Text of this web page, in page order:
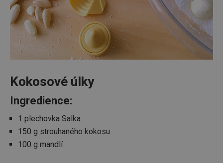
Kokosové úlky
Ingredience:
1 plechovka Salka
150 g strouhaného kokosu
100 g mandlí